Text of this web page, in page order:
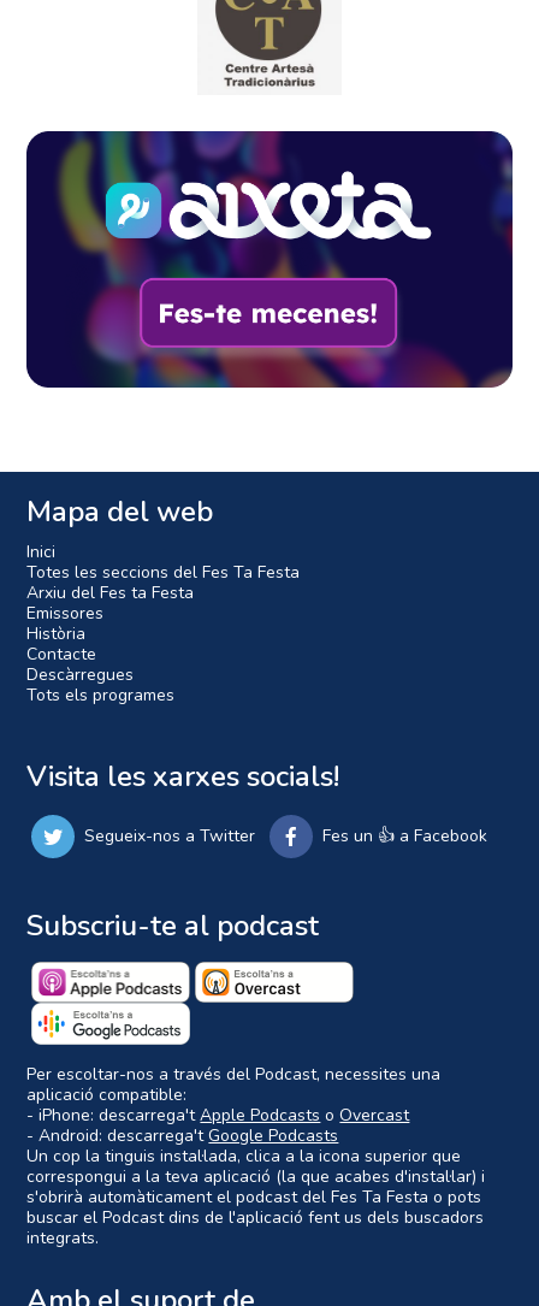
Mapa del web
Inici
Totes les seccions del Fes Ta Festa
Arxiu del Fes ta Festa
Emissores
Història
Contacte
Descàrregues
Tots els programes
Visita les xarxes socials!
Segueix-nos a Twitter Fes un 👍 a Facebook
Subscriu-te al podcast
Per escoltar-nos a través del Podcast, necessites una
aplicació compatible:
- iPhone: descarrega'tApple Podcasts oOvercast
- Android: descarrega'tGoogle Podcasts
Un cop la tinguis instal·lada, clica a la icona superior que
correspongui a la teva aplicació (la que acabes d'instal·lar) i
s'obrirà automàticament el podcast del Fes Ta Festa o pots
buscar el Podcast dins de l'aplicació fent us dels buscadors
integrats.